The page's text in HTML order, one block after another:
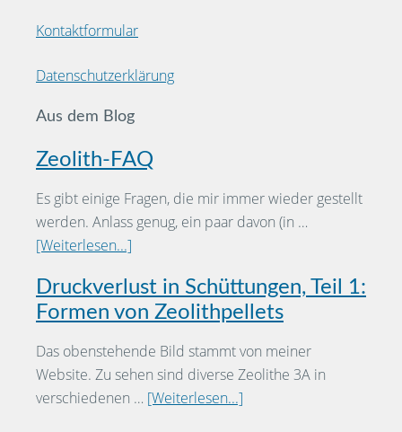
Kontaktformular
Datenschutzerklärung
Aus dem Blog
Zeolith-FAQ
Es gibt einige Fragen, die mir immer wieder gestellt
werden. Anlass genug, ein paar davon (in …
[Weiterlesen...]
Druckverlust in Schüttungen, Teil 1:
Formen von Zeolithpellets
Das obenstehende Bild stammt von meiner
Website. Zu sehen sind diverse Zeolithe 3A in
verschiedenen … [Weiterlesen...]